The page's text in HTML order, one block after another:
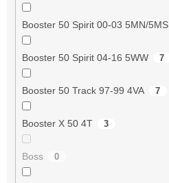
Booster 50 Spirit 00-03 5MN/5MS
Booster 50 Spirit 04-16 5WW 7
Booster 50 Track 97-99 4VA 7
Booster X 50 4T 3
Boss 0